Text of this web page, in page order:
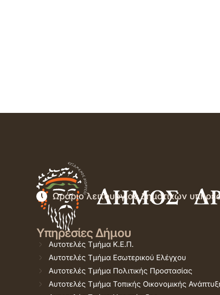
Ωράριο λειτουργίας δημοτικών
Υπηρεσίες Δήμου
Αυτοτελές Τμήμα Κ.Ε.Π.
Αυτοτελές Τμήμα Εσωτερικού Ελέγχου
Αυτοτελές Τμήμα Πολιτικής Προστασίας
Αυτοτελές Τμήμα Τοπικής Οικονομικής